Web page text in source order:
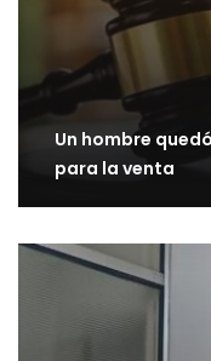
Un hombre
para la venta